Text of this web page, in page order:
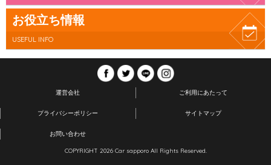
お役立ち情報
USEFUL INFO
運営会社 ご利用にあたって
プライバシーポリシー サイトマップ
お問い合わせ
COPYRIGHT 2026 Car sapporo All Rights Reserved.